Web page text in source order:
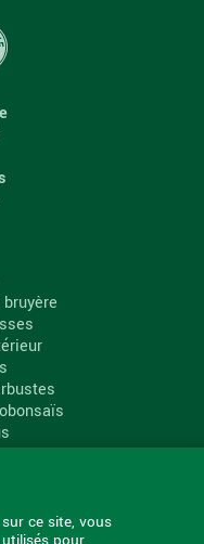
ce site, vous